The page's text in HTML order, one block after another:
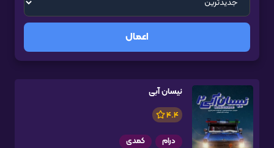
اعمال
نیسان آبی
4.4
درام کمدی